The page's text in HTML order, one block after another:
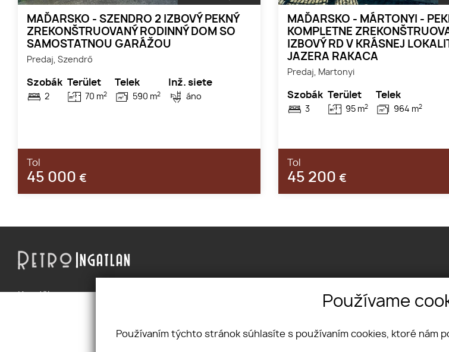
MAĎARSKO - SZENDRO 2 IZBOVÝ PEKNÝ
ZREKONŠTRUOVANÝ RODINNÝ DOM SO
SAMOSTATNOU GARÁŽOU
Predaj, Szendrő
Szobák
2
Terület
70 m2
Telek
590 m2
Inž. siete
áno
Tol
45 000 €
MAĎARSKO - MÁRTONYI -
KOMPLETNE
IZBOVÝ RD V KRÁSNEJ
JAZERA RAKACA
Predaj, Martonyi
Szobák
3
Terület
95 m2
Telek
964 m2
Tol
45 200 €
Floriánska 33, 04001, KošicePoužívame
Používaním týchto stránok súhlasíte s používaním cookies, ktoré nám